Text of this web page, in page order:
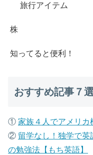
旅行アイテム
株
知ってると便利！
おすすめ記事７選
① 家族４人でアメリカ
② 留学なし！独学で英
の勉強法【もち英語】